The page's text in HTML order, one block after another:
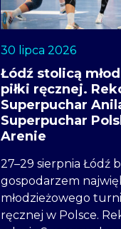
30 lipca 2026
Łódź stolicą
piłki ręcznej.
Superpuchar
Superpuchar
Arenie
27–29 sierpnia Łódź
gospodarzem
młodzieżowego
ręcznej w Polsce.